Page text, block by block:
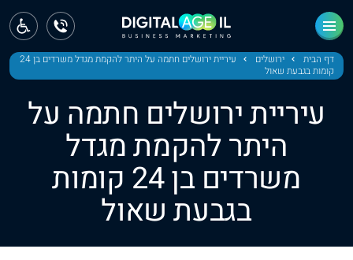
דף הבית ירושלים
עיריית ירושלים חתמה על היתר להקמת מגדל משרדים בן 24
קומות בגבעת שאול
עיריית ירושלים חתמה על
היתר להקמת מגדל
משרדים בן 24 קומות
בגבעת שאול
ראשי
חדשות
מחוז חיפה
מחוז מרכז
מחוז דרום